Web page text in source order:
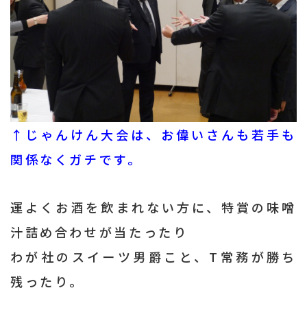
↑じゃんけん大会は、お偉いさんも若手も
関係なくガチです。
運よくお酒を飲まれない方に、特賞の味噌
汁詰め合わせが当たったり
わが社のスイーツ男爵こと、T常務が勝ち
残ったり。